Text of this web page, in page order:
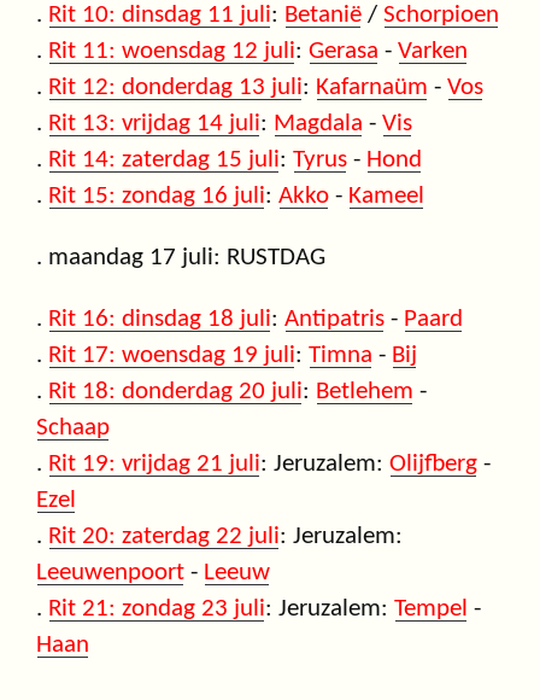
. Rit 10: dinsdag 11 juli: Betanië / Schorpioen
. Rit 11: woensdag 12 juli: Gerasa - Varken
. Rit 12: donderdag 13 juli: Kafarnaüm - Vos
. Rit 13: vrijdag 14 juli: Magdala - Vis
. Rit 14: zaterdag 15 juli: Tyrus - Hond
. Rit 15: zondag 16 juli: Akko - Kameel
. maandag 17 juli: RUSTDAG
. Rit 16: dinsdag 18 juli: Antipatris - Paard
. Rit 17: woensdag 19 juli: Timna - Bij
. Rit 18: donderdag 20 juli: Betlehem -
Schaap
. Rit 19: vrijdag 21 juli: Jeruzalem: Olijfberg -
Ezel
. Rit 20: zaterdag 22 juli: Jeruzalem:
Leeuwenpoort - Leeuw
. Rit 21: zondag 23 juli: Jeruzalem: Tempel -
Haan